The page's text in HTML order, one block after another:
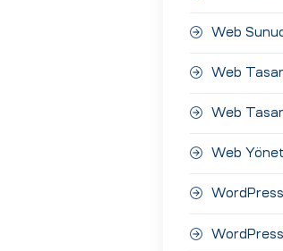
Web
Web
Web
Web
WordPress